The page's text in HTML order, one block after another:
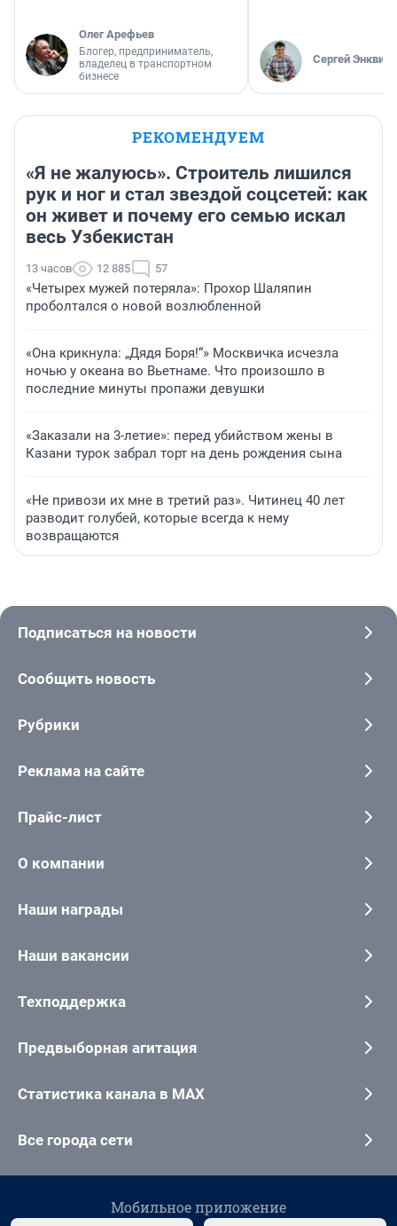
Олег Арефьев
Блогер, предприниматель,
владелец в транспортном
бизнесе
Сергей Энквист
РЕКОМЕНДУЕМ
«Я не жалуюсь». Строитель лишился
рук и ног и стал звездой соцсетей: как
он живет и почему его семью искал
весь Узбекистан
13 часов 12 885 57
«Четырех мужей потеряла»: Прохор Шаляпин
проболтался о новой возлюбленной
«Она крикнула: „Дядя Боря!“» Москвичка исчезла
ночью у океана во Вьетнаме. Что произошло в
последние минуты пропажи девушки
«Заказали на 3-летие»: перед убийством жены в
Казани турок забрал торт на день рождения сына
«Не привози их мне в третий раз». Читинец 40 лет
разводит голубей, которые всегда к нему
возвращаются
Подписаться на новости
Сообщить новость
Рубрики
Реклама на сайте
Прайс-лист
О компании
Наши награды
Наши вакансии
Техподдержка
Предвыборная агитация
Статистика канала в MAX
Все города сети
Мобильное приложение